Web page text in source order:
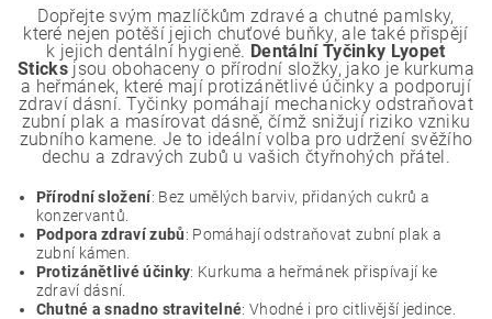
Dopřejte svým mazlíčkům zdravé a chutné pamlsky,
které nejen potěší jejich chuťové buňky, ale také přispějí
k jejich dentální hygieně. Dentální Tyčinky Lyopet
Sticksjsou obohaceny o přírodní složky, jako je kurkuma
a heřmánek, které mají protizánětlivé účinky a podporují
zdraví dásní. Tyčinky pomáhají mechanicky odstraňovat
zubní plak a masírovat dásně, čímž snižují riziko vzniku
zubního kamene. Je to ideální volba pro udržení svěžího
dechu a zdravých zubů u vašich čtyřnohých přátel.
Přírodní složení: Bez umělých barviv, přidaných cukrů a
konzervantů.
Podpora zdraví zubů: Pomáhají odstraňovat zubní plak a
zubní kámen.
Protizánětlivé účinky: Kurkuma a heřmánek přispívají ke
zdraví dásní.
Chutné a snadno stravitelné: Vhodné i pro citlivější jedince.